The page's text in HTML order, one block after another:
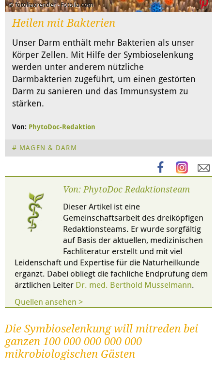
© fotoliaxrender - Fotolia.com
Heilen mit Bakterien
Unser Darm enthält mehr Bakterien als unser
Körper Zellen. Mit Hilfe der Symbioselenkung
werden unter anderem nützliche
Darmbakterien zugeführt, um einen gestörten
Darm zu sanieren und das Immunsystem zu
stärken.
Von: PhytoDoc-Redaktion
MAGEN & DARM
Von: PhytoDoc Redaktionsteam
Dieser Artikel ist eine
Gemeinschaftsarbeit des dreiköpfigen
Redaktionsteams. Er wurde sorgfältig
auf Basis der aktuellen, medizinischen
Fachliteratur erstellt und mit viel
Leidenschaft und Expertise für die Naturheilkunde
ergänzt. Dabei obliegt die fachliche Endprüfung dem
ärztlichen Leiter Dr. med. Berthold Musselmann.
Quellen ansehen >
Die Symbioselenkung will mitreden bei
ganzen 100 000 000 000 000
mikrobiologischen Gästen